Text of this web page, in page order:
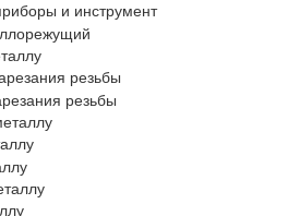
и инструмент
резьбы
резьбы